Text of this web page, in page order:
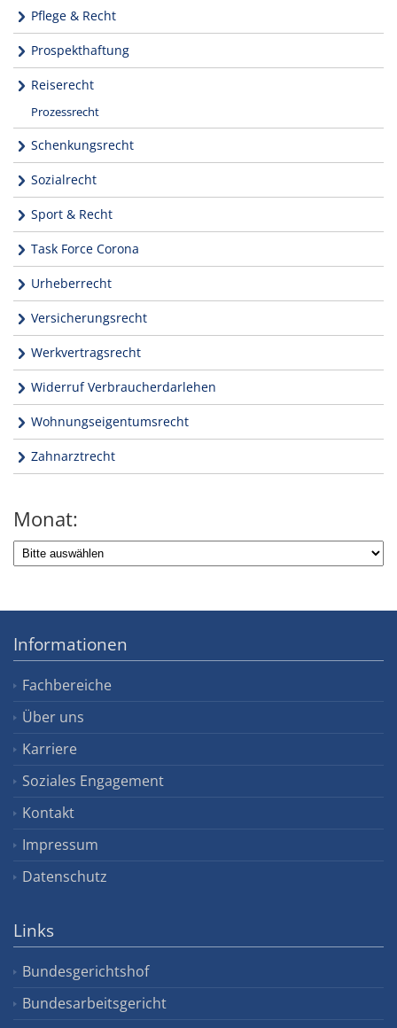
Pflege & Recht
Prospekthaftung
Reiserecht
Prozessrecht
Schenkungsrecht
Sozialrecht
Sport & Recht
Task Force Corona
Urheberrecht
Versicherungsrecht
Werkvertragsrecht
Widerruf Verbraucherdarlehen
Wohnungseigentumsrecht
Zahnarztrecht
Monat:
Informationen
Fachbereiche
Über uns
Karriere
Soziales Engagement
Kontakt
Impressum
Datenschutz
Links
Bundesgerichtshof
Bundesarbeitsgericht